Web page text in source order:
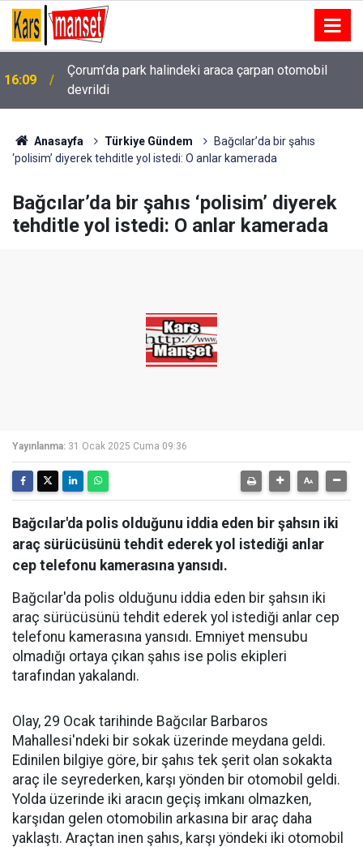
16:09
Çorum’da park halindeki araca çarpan otomobil
devrildi
16:08
Cumhurbaşkanı Recep Tayyip Erdoğan’a yönelik
suikast girişiminde bulunan ekipteki Burkay
Karatepe; Marmaris’te yer gösteriyor
Anasayfa Türkiye Gündem
Bağcılar’da bir şahıs
‘polisim’ diyerek tehditle yol istedi: O anlar kamerada
Bağcılar’da bir şahıs ‘polisim’ diyerek
tehditle yol istedi: O anlar kamerada
Yayınlanma: 31 Ocak 2025 Cuma 09:36
Bağcılar'da polis olduğunu iddia eden bir şahsın iki
araç sürücüsünü tehdit ederek yol istediği anlar
cep telefonu kamerasına yansıdı.
Bağcılar'da polis olduğunu iddia eden bir şahsın iki
araç sürücüsünü tehdit ederek yol istediği anlar cep
telefonu kamerasına yansıdı. Emniyet mensubu
olmadığı ortaya çıkan şahıs ise polis ekipleri
tarafından yakalandı.
Olay, 29 Ocak tarihinde Bağcılar Barbaros
Mahallesi'ndeki bir sokak üzerinde meydana geldi.
Edinilen bilgiye göre, bir şahıs tek şerit olan sokakta
araç ile seyrederken, karşı yönden bir otomobil geldi.
Yolda üzerinde iki aracın geçiş imkanı olmazken,
karşıdan gelen otomobilin arkasına bir araç daha
yaklaştı. Araçtan inen şahıs, karşı yöndeki iki otomobil